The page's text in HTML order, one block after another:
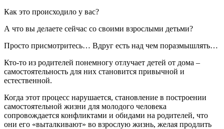
Как это происходило у вас?
А что вы делаете сейчас со своими взрослыми детьми?
Просто присмотритесь… Вдруг есть над чем поразмышлять…
Кто-то из родителей понемногу отлучает детей от дома –
самостоятельность для них становится привычной и
естественной.
Когда этот процесс нарушается, становление в построении
самостоятельной жизни для молодого человека
сопровождается конфликтами и обидами на родителей, что
они его «выталкивают» во взрослую жизнь, желая продлить